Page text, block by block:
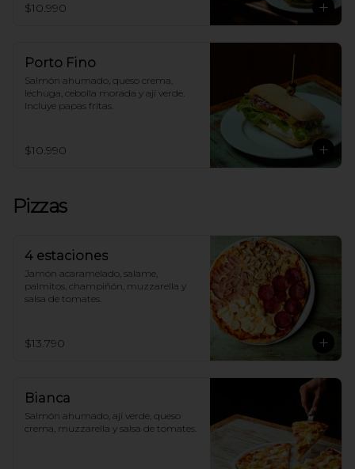
$10.990
Porto Fino
Salmón ahumado, queso crema,
lechuga, cebolla morada y ají verde.
Incluye papas fritas.
$10.990
Pizzas
4 estaciones
Jamón acaramelado, salame,
palmitos, champiñón, muzzarella y
salsa de tomates.
$13.790
Bianca
Salmón ahumado, ají verde, queso
crema, muzzarella y salsa de tomates.